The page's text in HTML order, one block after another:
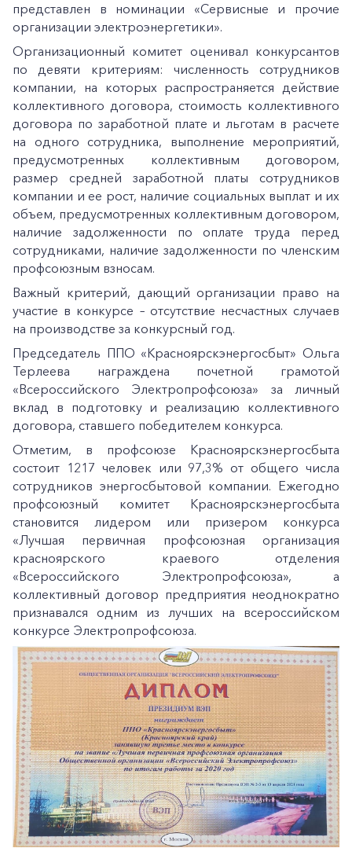
представлен в номинации «Сервисные и прочие
организации электроэнергетики».
Организационный комитет оценивал конкурсантов
по девяти критериям: численность сотрудников
компании, на которых распространяется действие
коллективного договора, стоимость коллективного
договора по заработной плате и льготам в расчете
на одного сотрудника, выполнение мероприятий,
предусмотренных коллективным договором,
размер средней заработной платы сотрудников
компании и ее рост, наличие социальных выплат и их
объем, предусмотренных коллективным договором,
наличие задолженности по оплате труда перед
сотрудниками, наличие задолженности по членским
профсоюзным взносам.
Важный критерий, дающий организации право на
участие в конкурсе – отсутствие несчастных случаев
на производстве за конкурсный год.
Председатель ППО «Красноярскэнергосбыт» Ольга
Терлеева награждена почетной грамотой
«Всероссийского Электропрофсоюза» за личный
вклад в подготовку и реализацию коллективного
договора, ставшего победителем конкурса.
Отметим, в профсоюзе Красноярскэнергосбыта
состоит 1217 человек или 97,3% от общего числа
сотрудников энергосбытовой компании. Ежегодно
профсоюзный комитет Красноярскэнергосбыта
становится лидером или призером конкурса
«Лучшая первичная профсоюзная организация
красноярского краевого отделения
«Всероссийского Электропрофсоюза», а
коллективный договор предприятия неоднократно
признавался одним из лучших на всероссийском
конкурсе Электропрофсоюза.